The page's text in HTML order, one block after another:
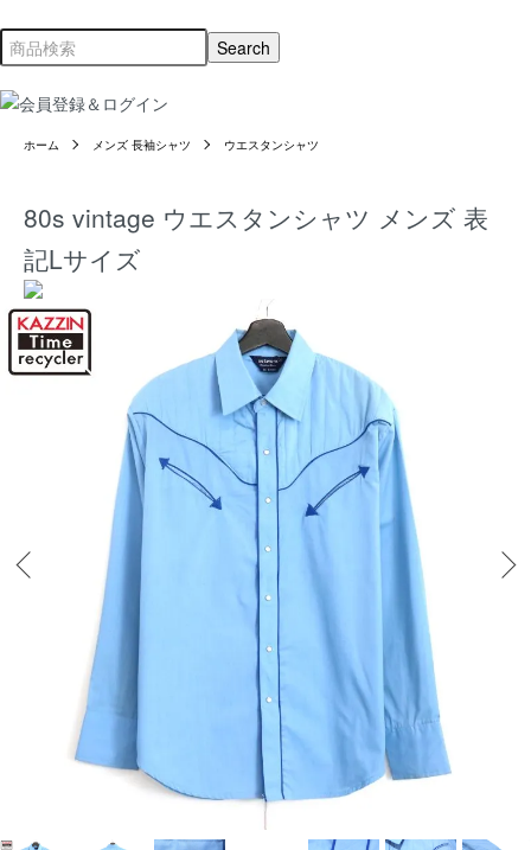
ホーム メンズ 長袖シャツ ウエスタンシャツ
80s vintage ウエスタンシャツ メンズ 表
記Lサイズ